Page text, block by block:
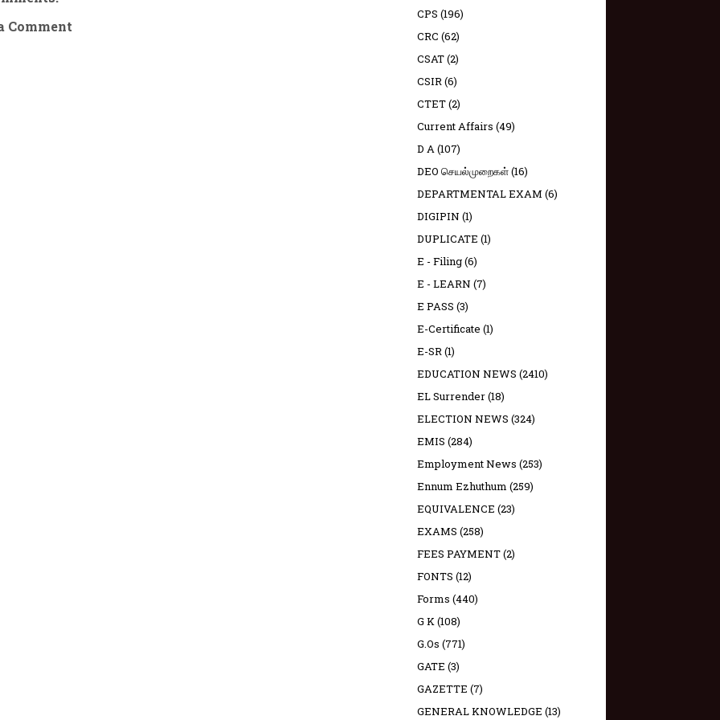
Comment
CPS (196)
CRC (62)
CSAT(2)
CSIR(6)
CTET(2)
Current Affairs (49)
D A(107)
DEO செயல்முறைகள்(16)
DEPARTMENTAL EXAM (6)
DIGIPIN (1)
DUPLICATE (1)
E - Filing(6)
E - LEARN (7)
E PASS (3)
E-Certificate (1)
E-SR(1)
EDUCATION NEWS (2410)
EL Surrender(18)
ELECTION NEWS (324)
EMIS (284)
Employment News (253)
Ennum Ezhuthum (259)
EQUIVALENCE (23)
EXAMS (258)
FEES PAYMENT(2)
FONTS (12)
Forms (440)
G K(108)
G.Os (771)
GATE (3)
GAZETTE (7)
GENERAL KNOWLEDGE (13)